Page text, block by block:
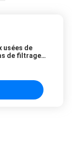
The manual
that sweet
recommend
Pico
during long
usées de
de filtrage